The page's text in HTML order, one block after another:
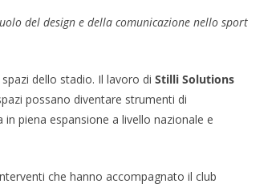
del design e della comunicazione nello sport
dello stadio. Il lavoro di Stilli Solutions
possano diventare strumenti di
piena espansione a livello nazionale e
che hanno accompagnato il club